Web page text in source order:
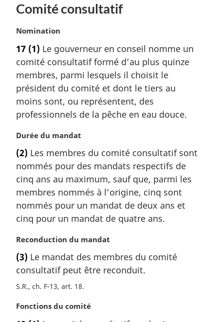
Comité consultatif
N
t
e
m
a
r
g
i
a
l
e
:
Nomination
17 (1) Le gouverneur en conseil nomme un
comité consultatif formé d’au plus quinze
membres, parmi lesquels il choisit le
président du comité et dont le tiers au
moins sont, ou représentent, des
professionnels de la pêche en eau douce.
N
t
e
m
a
g
i
a
l
e
:
Durée du mandat
(2) Les membres du comité consultatif sont
nommés pour des mandats respectifs de
cinq ans au maximum, sauf que, parmi les
membres nommés à l’origine, cinq sont
nommés pour un mandat de deux ans et
cinq pour un mandat de quatre ans.
N
t
e
m
r
Reconduction du mandat
(3) Le mandat des membres du comité
consultatif peut être reconduit.
S.R., ch. F-13, art. 18
N
Fonctions du comité